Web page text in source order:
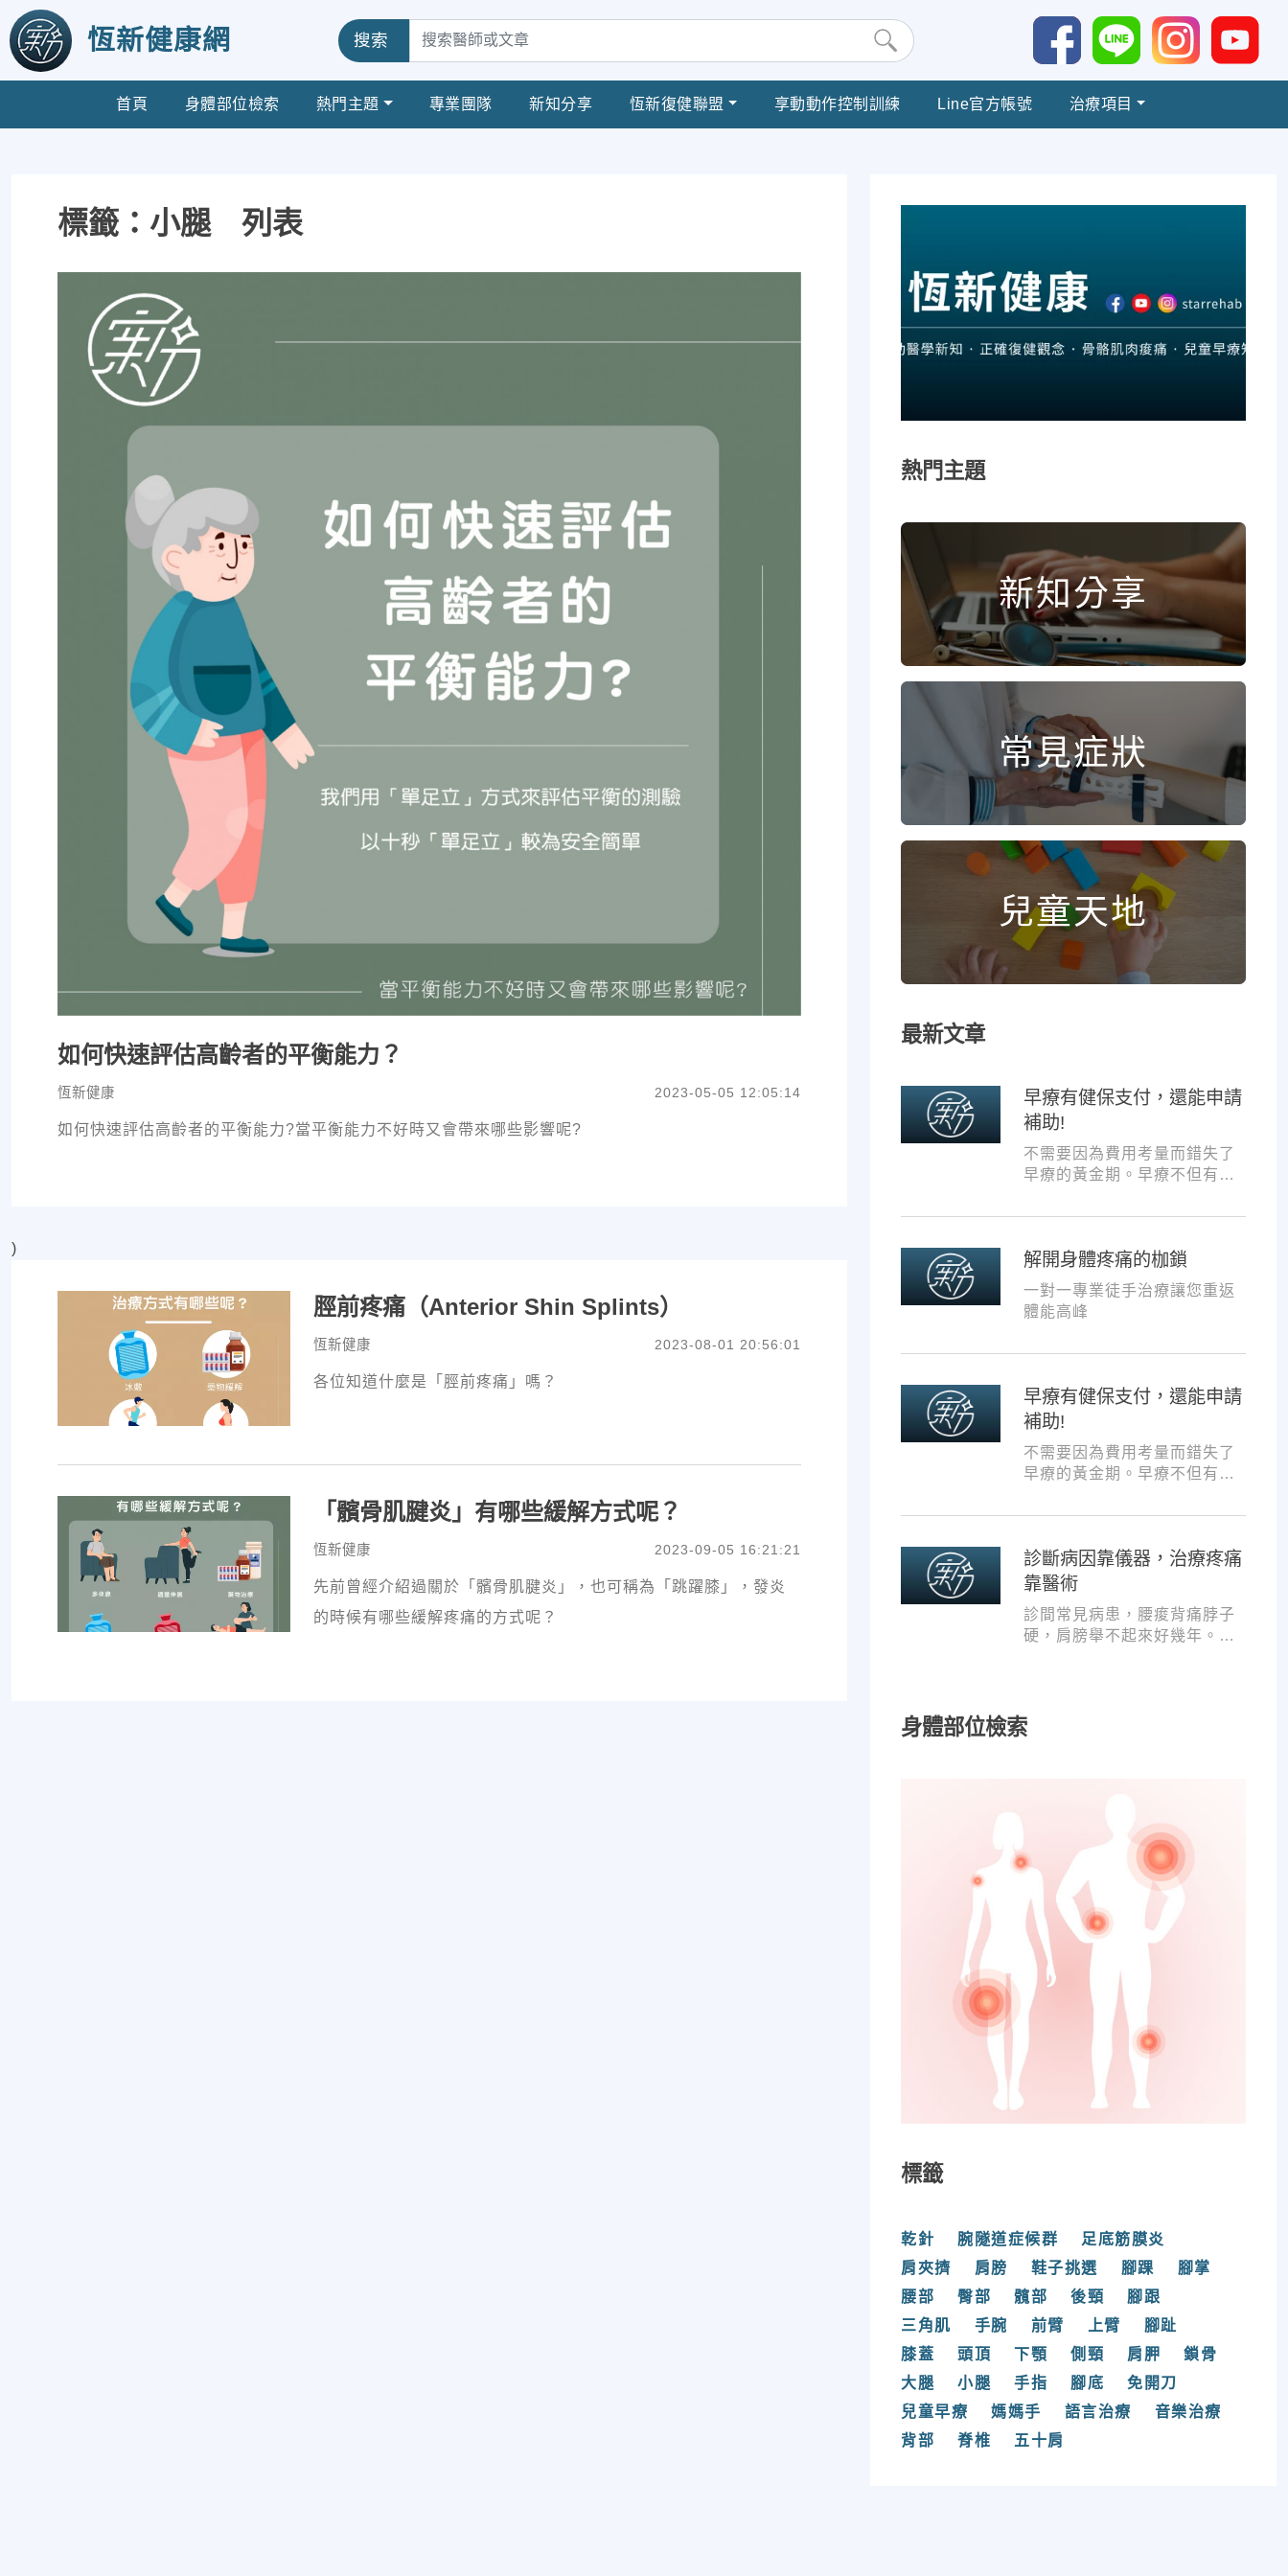
恆新健康網 搜索
首頁 身體部位檢索 熱門主題 專業團隊 新知分享 恆新復健聯盟 享動動作控制訓練 Line官方帳號 治療項目
標籤：小腿 列表
如何快速評估高齡者的平衡能力？
恆新健康 2023-05-05 12:05:14
如何快速評估高齡者的平衡能力?當平衡能力不好時又會帶來哪些影響呢?
)
脛前疼痛（Anterior Shin Splints）
恆新健康 2023-08-01 20:56:01
各位知道什麼是「脛前疼痛」嗎？
「髕骨肌腱炎」有哪些緩解方式呢？
恆新健康 2023-09-05 16:21:21
先前曾經介紹過關於「髕骨肌腱炎」，也可稱為「跳躍膝」，發炎
的時候有哪些緩解疼痛的方式呢？
熱門主題
新知分享
常見症狀
兒童天地
最新文章
早療有健保支付，還能申請
補助!
不需要因為費用考量而錯失了
早療的黃金期。早療不但有健
與療育訓練補助，把握資源，
解開身體疼痛的枷鎖
一對一專業徒手治療讓您重返
體能高峰
早療有健保支付，還能申請
補助!
不需要因為費用考量而錯失了
早療的黃金期。早療不但有健
與療育訓練補助，把握資源，
診斷病因靠儀器，治療疼痛
靠醫術
診間常見病患，腰痠背痛脖子
硬，肩膀舉不起來好幾年。試
身體部位檢索
標籤
乾針 腕隧道症候群
足底筋膜炎
肩夾擠
肩膀 鞋子挑選 腳踝
腳掌
腰部
臀部 髖部 後頸
腳跟
三角肌
手腕 前臂 上臂
腳趾
膝蓋
頭頂 下顎 側頸 肩胛
鎖骨
大腿
小腿 手指 腳底
免開刀
兒童早療
媽媽手 語言治療
音樂治療
背部
脊椎 五十肩